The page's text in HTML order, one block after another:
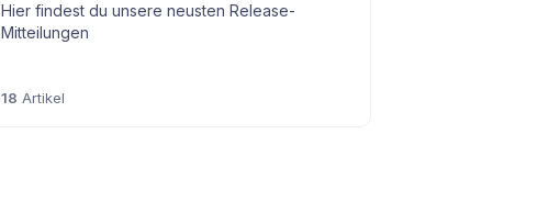
Hier findest du unsere neusten Release-
Mitteilungen
18 Artikel